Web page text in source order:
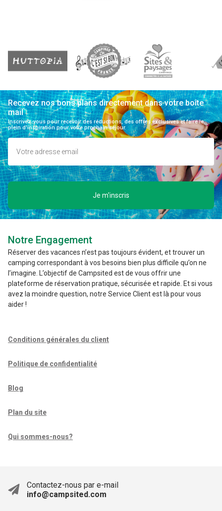
Recevez nos bons plans directement dans votre boîte
mail
Inscrivez-vous pour recevoir des réductions, des offres exclusives et faire le
plein d'inspiration pour votre prochain séjour.
Je m'inscris
Notre Engagement
Réserver des vacances n’est pas toujours évident, et trouver un
camping correspondant à vos besoins bien plus difficile qu’on ne
l’imagine. L’objectif de Campsited est de vous offrir une
plateforme de réservation pratique, sécurisée et rapide. Et si vous
avez la moindre question, notre Service Client est là pour vous
aider !
Conditions générales du client
Politique de confidentialité
Blog
Plan du site
Qui sommes-nous?
Contactez-nous par e-mail
info@campsited.com